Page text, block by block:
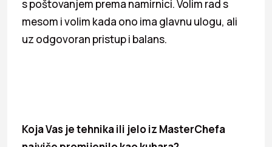
s poštovanjem prema namirnici. Volim rad s
mesom i volim kada ono ima glavnu ulogu, ali
uz odgovoran pristup i balans.
Koja Vas je tehnika ili jelo iz MasterChefa